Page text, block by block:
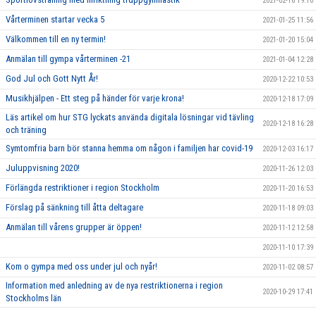
Vårterminen startar vecka 5 2021-01-25 11:56
Välkommen till en ny termin! 2021-01-20 15:04
Anmälan till gympa vårterminen -21 2021-01-04 12:28
God Jul och Gott Nytt År! 2020-12-22 10:53
Musikhjälpen - Ett steg på händer för varje krona! 2020-12-18 17:09
Läs artikel om hur STG lyckats använda digitala lösningar vid tävling
och träning
2020-12-18 16:28
Symtomfria barn bör stanna hemma om någon i familjen har covid-19 2020-12-03 16:17
Juluppvisning 2020! 2020-11-26 12:03
Förlängda restriktioner i region Stockholm 2020-11-20 16:53
Förslag på sänkning till åtta deltagare 2020-11-18 09:03
Anmälan till vårens grupper är öppen! 2020-11-12 12:58
2020-11-10 17:39
Kom o gympa med oss under jul och nyår! 2020-11-02 08:57
Information med anledning av de nya restriktionerna i region
Stockholms län
2020-10-29 17:41